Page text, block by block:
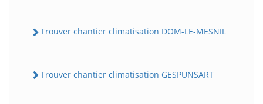
Trouver chantier climatisation DOM-LE-MESNIL
Trouver chantier climatisation GESPUNSART